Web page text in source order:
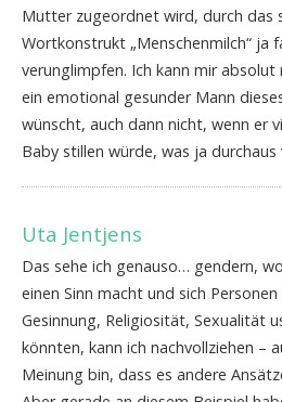
Mutter zugeordnet wird, durch das
Wortkonstrukt „Menschenmilch“ ja
verunglimpfen. Ich kann mir absolut
ein emotional gesunder Mann
wünscht, auch dann nicht, wenn er
Baby stillen würde, was ja
Uta Jentjens
Das sehe ich genauso… gendern,
einen Sinn macht und sich
Gesinnung, Religiosität, Sexualität
könnten, kann ich nachvollziehen –
Meinung bin, dass es andere